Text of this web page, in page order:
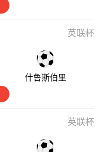
英联杯
什鲁斯伯里
英联杯